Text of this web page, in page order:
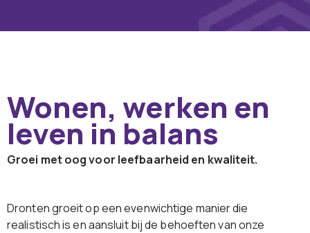
Wonen, werken en
leven in balans
Groei met oog voor leefbaarheid en kwaliteit.
Dronten groeit op een evenwichtige manier die
realistisch is en aansluit bij de behoeften van onze